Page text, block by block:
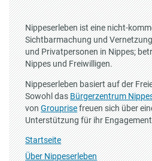
Nippeserleben ist eine nicht-
Sichtbarmachung und
und Privatpersonen in Nippes;
Nippes und Freiwilligen.
Nippeserleben basiert auf der
Sowohl dasBürgerzentrum
vonGrouprisefreuen sich über
Unterstützung für ihr
Startseite
Über Nippeserleben